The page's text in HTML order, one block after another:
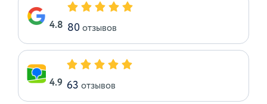
4.8 80 отзывов
4.9 63 отзывов